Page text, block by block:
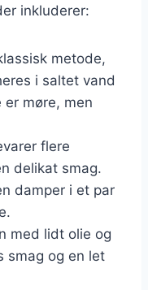
inkluderer:
metode,
i saltet vand
møre, men
flere
delikat smag.
damper i et par
med lidt olie og
smag og en let